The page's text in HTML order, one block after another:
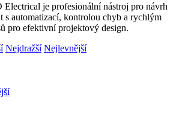
je profesionální nástroj pro návrh
s automatizací, kontrolou chyb a rychlým
pro efektivní projektový design.
Nejdražší Nejlevnější